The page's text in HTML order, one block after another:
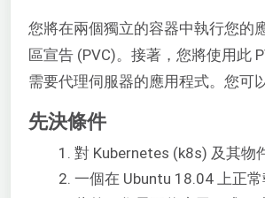
您將在兩個獨立的容器中執行您的
區宣告 (PVC)。接著，您將使用此
需要代理伺服器的應用程式。您可
先決條件
對 Kubernetes (k8s) 及其
一個在 Ubuntu 18.04 上正